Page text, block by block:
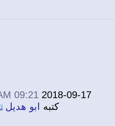
2018-09-17
09:21 AM
كتبهابو هديل